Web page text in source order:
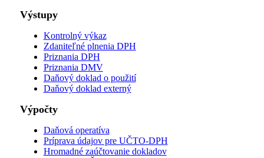
Výstupy
Kontrolný výkaz
Zdaniteľné plnenia DPH
Priznania DPH
Priznania DMV
Daňový doklad o použití
Daňový doklad externý
Výpočty
Daňová operatíva
Príprava údajov pre UČTO-DPH
Hromadné zaúčtovanie dokladov